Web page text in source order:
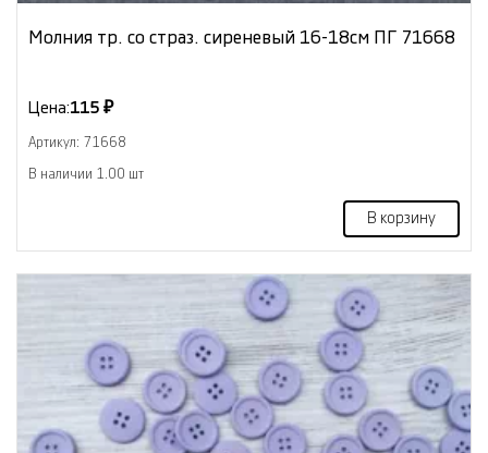
Молния тр. со страз. сиреневый 16-18см ПГ 71668
Цена:115 ₽
Артикул: 71668
В наличии 1.00 шт
В корзину